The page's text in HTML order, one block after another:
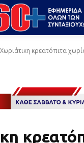
Χωριάτικη κρεατόπιτα